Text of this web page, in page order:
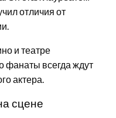
отличия от
и театре
фанаты всегда ждут
актера.
сцене